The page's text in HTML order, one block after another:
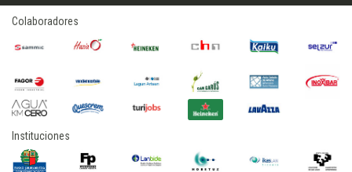
Colaboradores
Instituciones